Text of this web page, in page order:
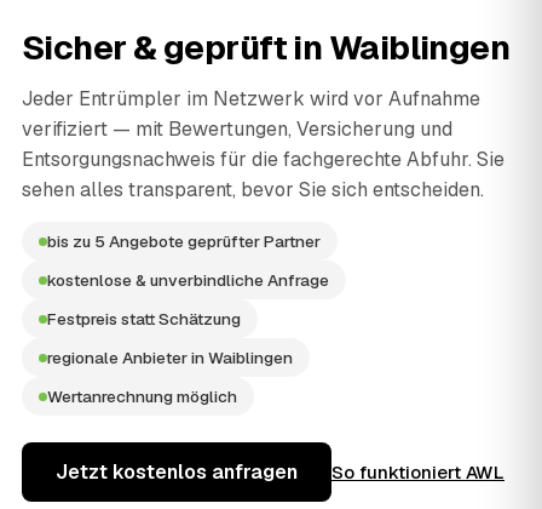
Sicher & geprüft inWaiblingen
Jeder Entrümpler im Netzwerk wird vor Aufnahme
verifiziert — mit Bewertungen, Versicherung und
Entsorgungsnachweis für die fachgerechte Abfuhr. Sie
sehen alles transparent, bevor Sie sich entscheiden.
bis zu 5 Angebote geprüfter Partner
kostenlose & unverbindliche Anfrage
Festpreis statt Schätzung
regionale Anbieter in Waiblingen
Wertanrechnung möglich
Jetzt kostenlos anfragen So funktioniert AWL